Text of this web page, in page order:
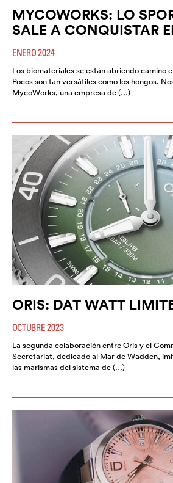
MYCOWORKS: LO
SALE A CONQUISTAR
ENERO 2024
Los biomateriales se están abriendo camino
Pocos son tan versátiles como los hongos.
MycoWorks, una empresa de (…)
ORIS: DAT WATT
OCTUBRE 2023
La segunda colaboración entre Oris y el
Secretariat, dedicado al Mar de Wadden,
las marismas del sistema de (…)